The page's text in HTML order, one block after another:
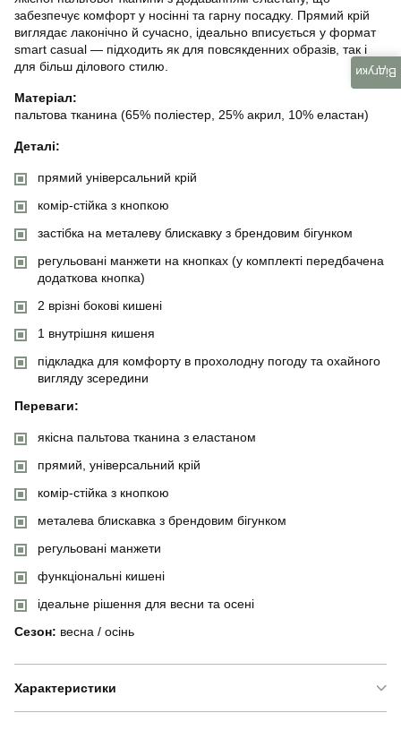
забезпечує комфорт у носінні та гарну посадку. Прямий крій
виглядає лаконічно й сучасно, ідеально вписується у формат
smart casual — підходить як для повсякденних образів, так і
для більш ділового стилю.
Матеріал:
пальтова тканина (65% поліестер, 25% акрил, 10% еластан)
Деталі:
прямий універсальний крій
комір-стійка з кнопкою
застібка на металеву блискавку з брендовим бігунком
регульовані манжети на кнопках (у комплекті передбачена
додаткова кнопка)
2 врізні бокові кишені
1 внутрішня кишеня
підкладка для комфорту в прохолодну погоду та охайного
вигляду зсередини
Переваги:
якісна пальтова тканина з еластаном
прямий, універсальний крій
комір-стійка з кнопкою
металева блискавка з брендовим бігунком
регульовані манжети
функціональні кишені
ідеальне рішення для весни та осені
Сезон: весна / осінь
Характеристики
Відгуки